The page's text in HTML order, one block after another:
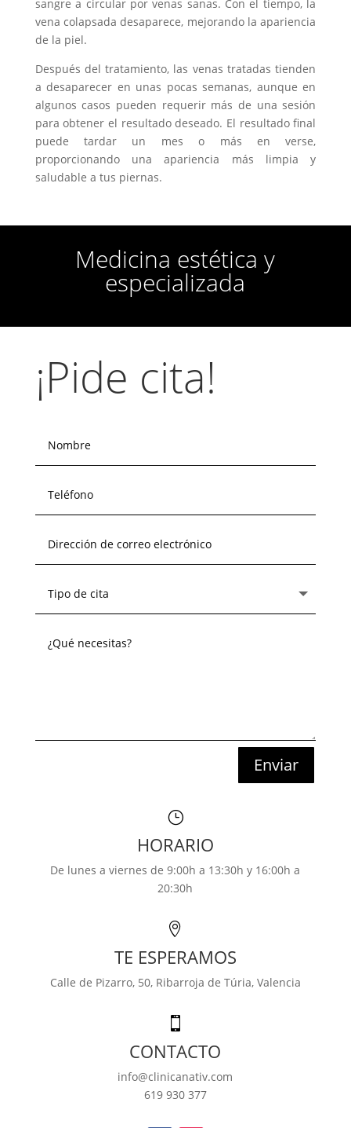
sangre a circular por venas sanas. Con el tiempo, la
vena colapsada desaparece, mejorando la apariencia
de la piel.
Después del tratamiento, las venas tratadas tienden
a desaparecer en unas pocas semanas, aunque en
algunos casos pueden requerir más de una sesión
para obtener el resultado deseado. El resultado final
puede tardar un mes o más en verse,
proporcionando una apariencia más limpia y
saludable a tus piernas.
Medicina estética y
especializada
¡Pide cita!
Enviar
}
HORARIO
De lunes a viernes de 9:00h a 13:30h y 16:00h a
20:30h

TE ESPERAMOS
Calle de Pizarro, 50, Ribarroja de Túria, Valencia

CONTACTO
info@clinicanativ.com
619 930 377